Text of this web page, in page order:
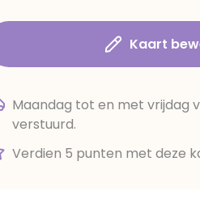
Kaart
Maandag tot en met vrijdag
verstuurd.
Verdien 5 punten met deze